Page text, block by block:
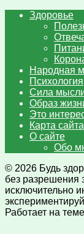
Здоровье
Народная
Психология
Сила
Образ
Это
Карта сайта
О сайте
Обо
© 2026 Будь
без разрешения
исключительно
Работает на теме